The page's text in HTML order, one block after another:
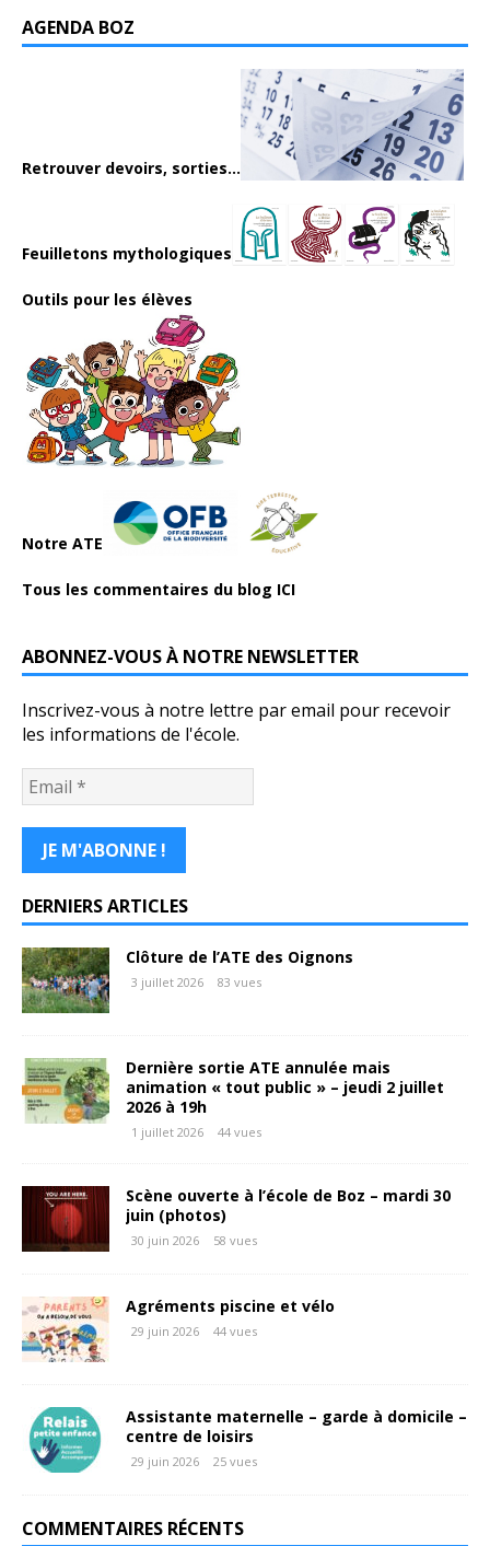
AGENDA BOZ
Retrouver devoirs, sorties...
Feuilletons mythologiques
Outils pour les élèves
Notre ATE
Tous les commentaires du blog ICI
ABONNEZ-VOUS À NOTRE NEWSLETTER
Inscrivez-vous à notre lettre par email pour recevoir
les informations de l'école.
DERNIERS ARTICLES
Clôture de l’ATE des Oignons
3 juillet 2026 83 vues
Dernière sortie ATE annulée mais
animation « tout public » – jeudi 2 juillet
2026 à 19h
1 juillet 2026 44 vues
Scène ouverte à l’école de Boz – mardi 30
juin (photos)
30 juin 2026 58 vues
Agréments piscine et vélo
29 juin 2026 44 vues
Assistante maternelle – garde à domicile –
centre de loisirs
29 juin 2026 25 vues
COMMENTAIRES RÉCENTS